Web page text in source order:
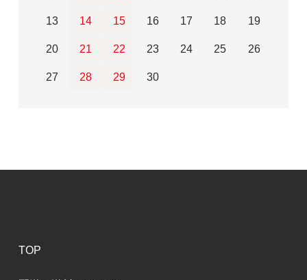
13 14 15 16 17 18 19
20 21 22 23 24 25 26
27 28 29 30
TOP